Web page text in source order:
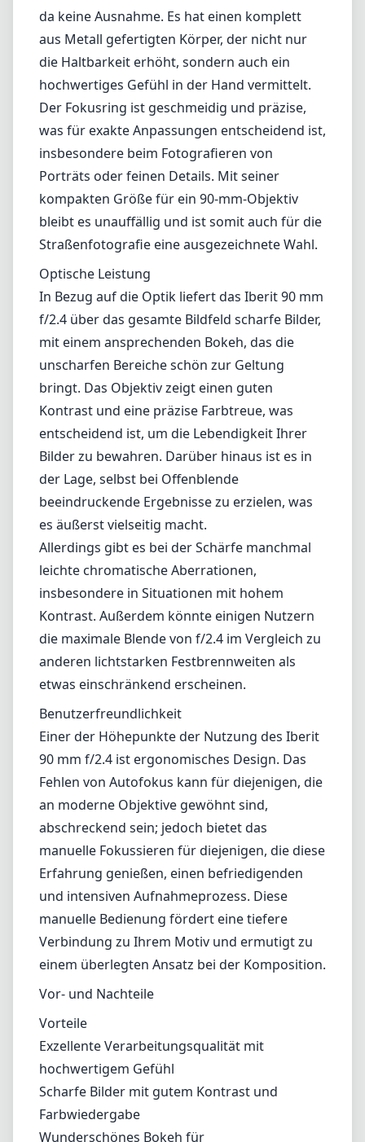
klassisches Design mit zeitgemäßer optischer
Leistung. Für Fotografen, die sowohl moderne
als auch vintage Ausrüstung schätzen, bietet
dieses Objektiv ein bereicherndes Erlebnis,
besonders in der Porträt- und
Detailfotografie.
Verarbeitungsqualität und Design
Die KIPON Iberit-Serie ist bekannt für ihre
solide Bauweise, und das 90 mm f/2.4 macht
da keine Ausnahme. Es hat einen komplett
aus Metall gefertigten Körper, der nicht nur
die Haltbarkeit erhöht, sondern auch ein
hochwertiges Gefühl in der Hand vermittelt.
Der Fokusring ist geschmeidig und präzise,
was für exakte Anpassungen entscheidend ist,
insbesondere beim Fotografieren von
Porträts oder feinen Details. Mit seiner
kompakten Größe für ein 90-mm-Objektiv
bleibt es unauffällig und ist somit auch für die
Straßenfotografie eine ausgezeichnete Wahl.
Optische Leistung
In Bezug auf die Optik liefert das Iberit 90 mm
f/2.4 über das gesamte Bildfeld scharfe Bilder,
mit einem ansprechenden Bokeh, das die
unscharfen Bereiche schön zur Geltung
bringt. Das Objektiv zeigt einen guten
Kontrast und eine präzise Farbtreue, was
entscheidend ist, um die Lebendigkeit Ihrer
Bilder zu bewahren. Darüber hinaus ist es in
der Lage, selbst bei Offenblende
beeindruckende Ergebnisse zu erzielen, was
es äußerst vielseitig macht.
Allerdings gibt es bei der Schärfe manchmal
leichte chromatische Aberrationen,
insbesondere in Situationen mit hohem
Kontrast. Außerdem könnte einigen Nutzern
die maximale Blende von f/2.4 im Vergleich zu
anderen lichtstarken Festbrennweiten als
etwas einschränkend erscheinen.
Benutzerfreundlichkeit
Einer der Höhepunkte der Nutzung des Iberit
90 mm f/2.4 ist ergonomisches Design. Das
Fehlen von Autofokus kann für diejenigen, die
manuelle Fokussieren für diejenigen, die diese
Erfahrung genießen, einen befriedigenden
und intensiven Aufnahmeprozess. Diese
manuelle Bedienung fördert eine tiefere